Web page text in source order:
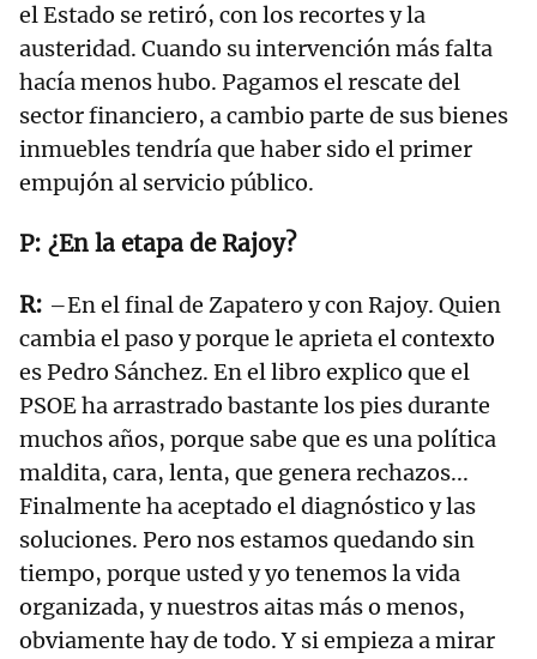
el Estado se retiró, con los recortes y la
austeridad. Cuando su intervención más falta
hacía menos hubo. Pagamos el rescate del
sector financiero, a cambio parte de sus bienes
inmuebles tendría que haber sido el primer
empujón al servicio público.
¿En la etapa de Rajoy?
–En el final de Zapatero y con Rajoy. Quien
cambia el paso y porque le aprieta el contexto
es Pedro Sánchez. En el libro explico que el
PSOE ha arrastrado bastante los pies durante
muchos años, porque sabe que es una política
maldita, cara, lenta, que genera rechazos...
Finalmente ha aceptado el diagnóstico y las
soluciones. Pero nos estamos quedando sin
tiempo, porque usted y yo tenemos la vida
organizada, y nuestros aitas más o menos,
obviamente hay de todo. Y si empieza a mirar